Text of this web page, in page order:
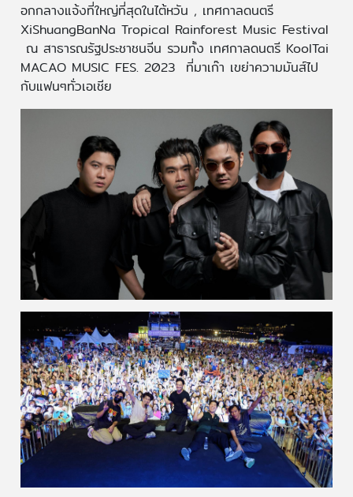
อกกลางแจ้งที่ใหญ่ที่สุดในไต้หวัน , เทศกาลดนตรี
XiShuangBanNa Tropical Rainforest Music Festival
ณ สาธารณรัฐประชาชนจีน รวมทั้ง เทศกาลดนตรี KoolTai
MACAO MUSIC FES. 2023 ที่มาเก๊า เขย่าความมันส์ไป
กับแฟนๆทั่วเอเชีย